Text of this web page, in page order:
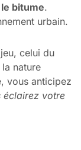
bitume.
urbain.
celui du
nature
vous anticipez
éclairez votre